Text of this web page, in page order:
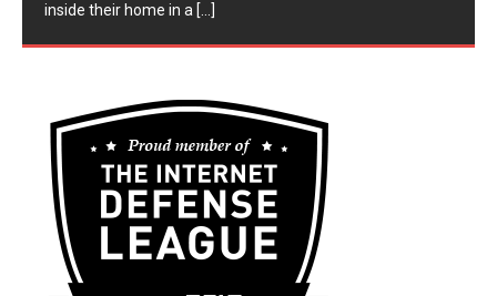
inside their home in a [...]